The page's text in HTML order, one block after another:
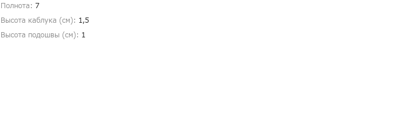
Полнота: 7
Высота каблука (см): 1,5
Высота подошвы (см): 1